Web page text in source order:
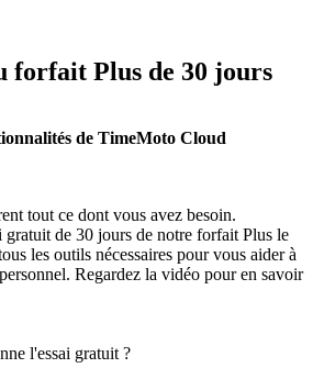
forfait Plus de 30 jours
de TimeMoto Cloud
tout ce dont vous avez besoin.
gratuit de 30 jours de notre forfait Plus le
les outils nécessaires pour vous aider à
Regardez la vidéo pour en savoir
l'essai gratuit ?